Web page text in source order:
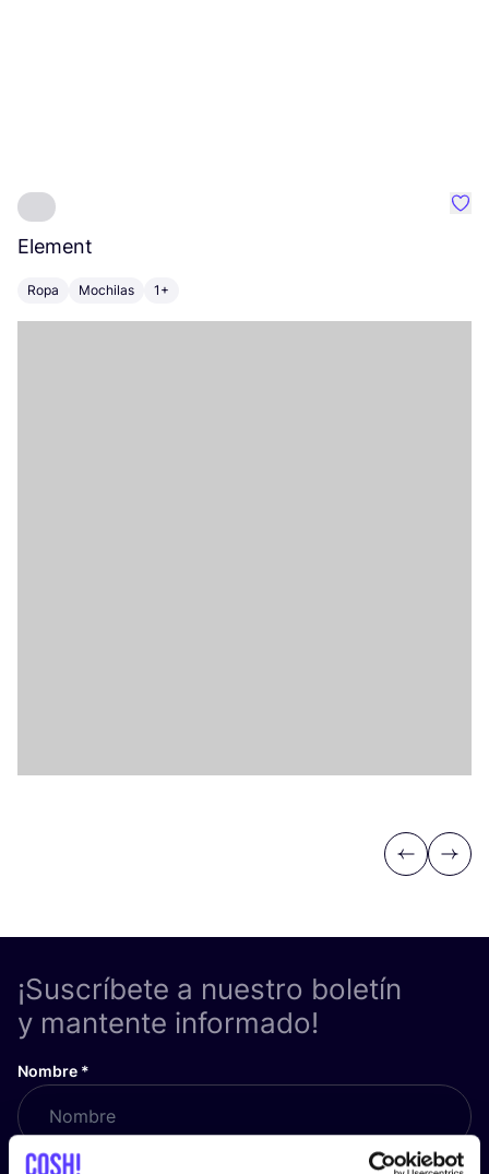
Element
Ropa Mochilas 1+
Previous
Next
¡Suscríbete a nuestro boletín
y mantente informado!
Nombre *
Correo electrónico